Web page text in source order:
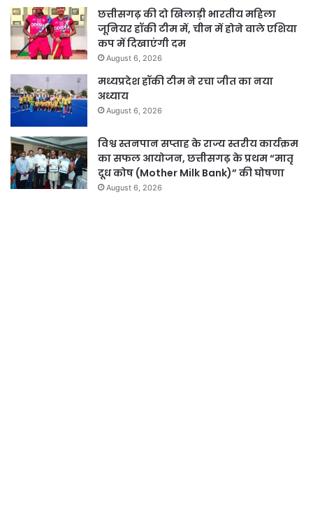
छत्तीसगढ़ की दो खिलाड़ी भारतीय महिला
जूनियर हॉकी टीम में, चीन में होने वाले एशिया
कप में दिखाएंगी दम
August 6, 2026
मध्यप्रदेश हॉकी टीम ने रचा जीत का नया
अध्याय
August 6, 2026
विश्व स्तनपान सप्ताह के राज्य स्तरीय कार्यक्रम
का सफल आयोजन, छत्तीसगढ़ के प्रथम “मातृ
दूध कोष (Mother Milk Bank)” की घोषणा
August 6, 2026